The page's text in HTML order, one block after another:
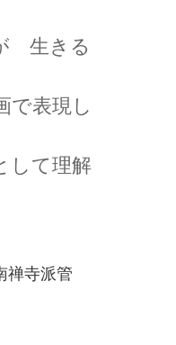
生きる
で表現し
して理解
禅寺派管